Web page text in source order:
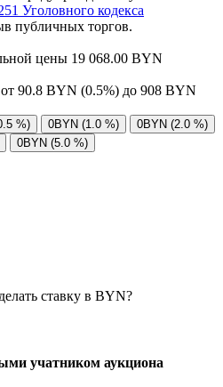
Уголовного кодекса
публичных торгов.
цены 19 068.00 BYN
90.8 BYN (0.5%) до 908 BYN
%) 0BYN (1.0 %)
0BYN (2.0 %)
0BYN (5.0 %)
ставку в BYN?
учатником аукциона